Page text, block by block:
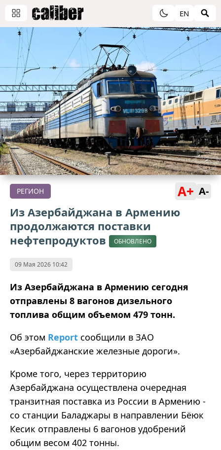
EN
РЕГИОН A+ A-
Из Азербайджана в Армению
продолжаются поставки
нефтепродуктов
ОБНОВЛЕНО
09 Мая 2026 10:42
Из Азербайджана в Армению сегодня
отправлены 8 вагонов дизельного
топлива общим объемом 479 тонн.
Об этом Report сообщили в ЗАО
«Азербайджанские железные дороги».
Кроме того, через территорию
Азербайджана осуществлена очередная
транзитная поставка из России в Армению -
со станции Баладжары в направлении Бёюк
Кесик отправлены 6 вагонов удобрений
общим весом 402 тонны.